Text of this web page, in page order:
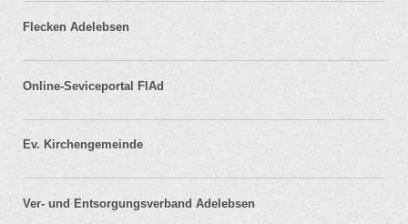
Flecken Adelebsen
Online-Seviceportal FlAd
Ev. Kirchengemeinde
Ver- und Entsorgungsverband Adelebsen